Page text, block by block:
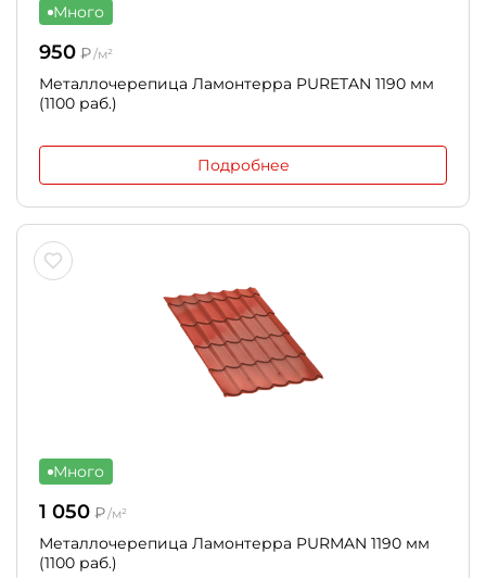
Много
950 ₽/м²
Металлочерепица Ламонтерра PURETAN 1190 мм
(1100 раб.)
Подробнее
Много
1 050 ₽/м²
Металлочерепица Ламонтерра PURMAN 1190 мм
(1100 раб.)